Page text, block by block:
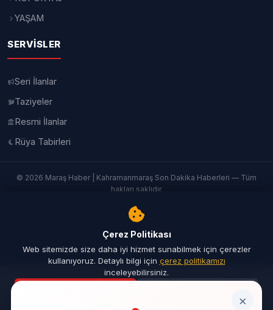
YAŞAM
SERVISLER
Seri İlanlar
Taziyeler
Resmi İlanlar
Rüya Tabirleri
© 2026 Maraş Haber | Kahramanmaraş Son Dakika Haberleri — Tüm
hakları saklıdır.
İletişim |Künye
×
Çerez Politikası
Web sitemizde size daha iyi hizmet sunabilmek için çerezler
kullanıyoruz. Detaylı bilgi için çerez politikamızı
inceleyebilirsiniz.